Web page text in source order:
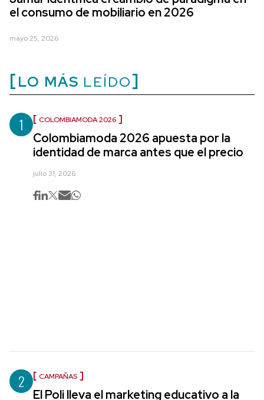
el consumo de mobiliario en 2026
mayo 25, 2026
LO MÁS LEÍDO
1 COLOMBIAMODA 2026
Colombiamoda 2026 apuesta por la
identidad de marca antes que el precio
julio 31, 2026
2 CAMPAÑAS
El Poli lleva el marketing educativo a la